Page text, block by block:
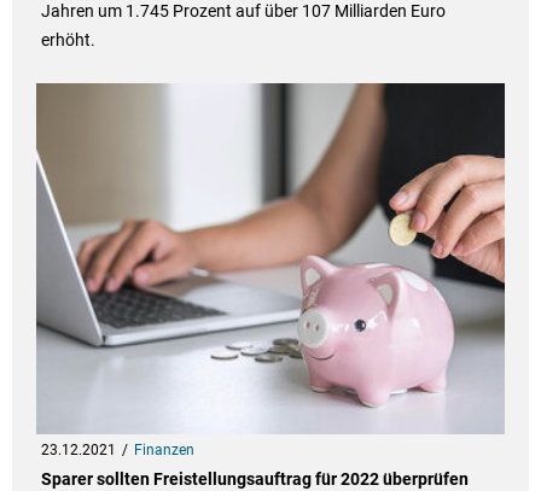
Jahren um 1.745 Prozent auf über 107 Milliarden Euro
erhöht.
23.12.2021 Finanzen
Sparer sollten Freistellungsauftrag für 2022 überprüfen